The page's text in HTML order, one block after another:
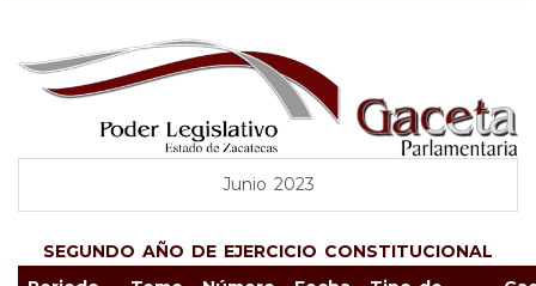
Junio 2023
SEGUNDO AÑO DE EJERCICIO CONSTITUCIONAL